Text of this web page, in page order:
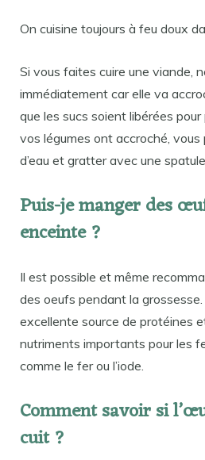
On cuisine toujours à feu doux
Si vous faites cuire une viande,
immédiatement car elle va
que les sucs soient libérées
vos légumes ont accroché,
d’eau et gratter avec une
Puis-je manger des
enceinte ?
Il est possible et même
des oeufs pendant la
excellente source de protéines
nutriments importants pour les
comme le fer ou l’iode.
Comment savoir si
cuit ?